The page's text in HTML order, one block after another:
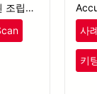
립 라
을 5
종
비
사
키